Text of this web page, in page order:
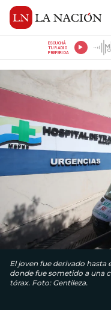
ESCUCHÁ
TU RADIO
PREFERIDA
El joven fue derivado hasta
donde fue sometido a una
tórax. Foto: Gentileza.